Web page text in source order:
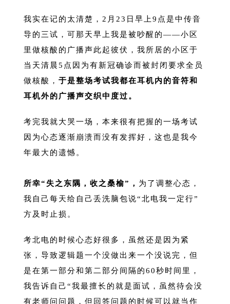
我实在记的太清楚，2月23日早上9点是中传音
导的三试，可那天早上我是被吵醒的——小区
里做核酸的广播声此起彼伏，我所居的小区于
当天清晨5点因为有新冠确诊而被封闭要求全员
做核酸， 于是整场考试我都在耳机内的音符和
耳机外的广播声交织中度过。
考完我就大哭一场，本来很有把握的一场考试
因为心态逐渐崩溃而没有发挥好，这也是我今
年最大的遗憾。
所幸“失之东隅，收之桑榆”， 为了调整心态，
我自己每天给自己丢洗脑包说“北电我一定行”
方及时止损。
考北电的时候心态好很多，虽然还是因为紧
张，导致逻辑题一个没做出来一个没说完，但
是在第一部分和第二部分间隔的60秒时间里，
我告诉自己“我最擅长的就是面试，虽然待会没
有老师问问题，但回答问题的时候可以就当作